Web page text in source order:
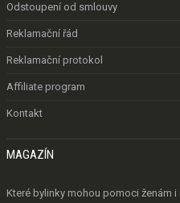
Odstoupení od smlouvy
Reklamační řád
Reklamační protokol
Affiliate program
Kontakt
MAGAZÍN
Které bylinky mohou pomoci ženám